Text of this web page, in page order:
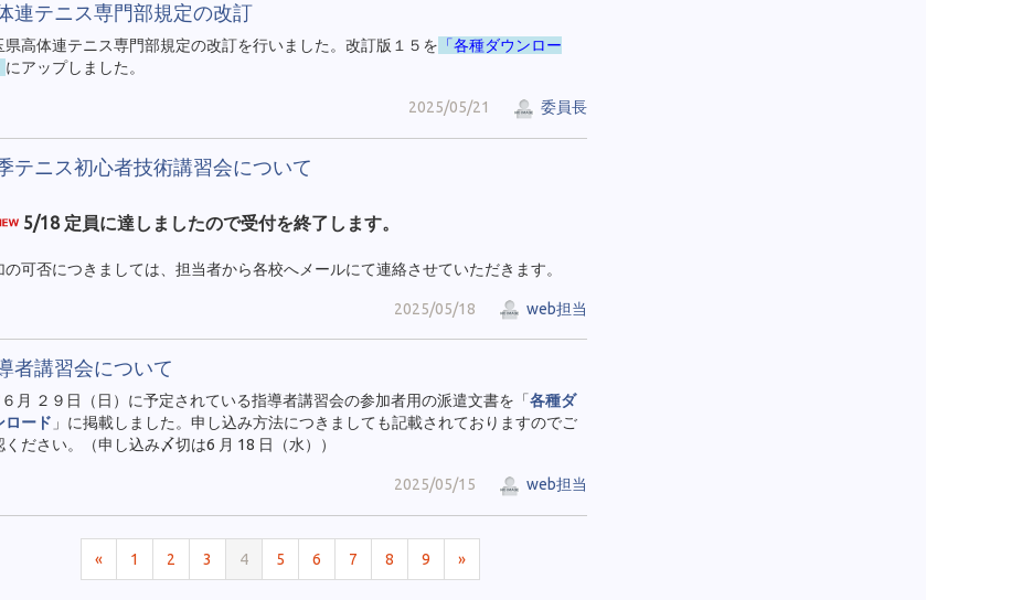
連テニス専門部規定の改訂
県高体連テニス専門部規定の改訂を行いました。改訂版１５を 「各種ダウンロー
にアップしました。
2025/05/21 委員長
テニス初心者技術講習会について
5/18 定員に達しましたので受付を終了します。
の可否につきましては、担当者から各校へメールにて連絡させていただきます。
2025/05/18 web担当
者講習会について
６月 ２９日（日）に予定されている指導者講習会の参加者用の派遣文書を「各種ダ
ロード 」に掲載しました。申し込み方法につきましても記載されておりますのでご
ください。（申し込み〆切は6 月 18 日（水））
2025/05/15 web担当
« 1 2 3 4 5 6 7 8 9 »